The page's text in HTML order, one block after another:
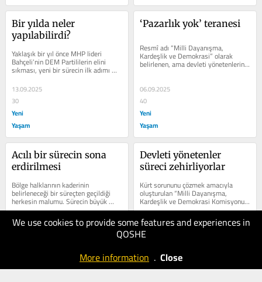
We use cookies to provide some features and experiences in
QOSHE
More information . Close
Bir yılda neler
yapılabilirdi?
Yaklaşık bir yıl önce MHP lideri
Bahçeli’nin DEM Partililerin elini
sıkması, yeni bir sürecin ilk adımı
oldu. Devamında barış ve...
13.09.2025
30
Yeni
Yaşam
‘Pazarlık yok’ teranesi
Resmî adı “Milli Dayanışma,
Kardeşlik ve Demokrasi” olarak
belirlenen, ama devleti yönetenlerin
bu ismi bile kullanmayarak
06.09.2025
40
Yeni
Yaşam
Acılı bir sürecin sona
erdirilmesi
Bölge halklarının kaderinin
belirleneceği bir süreçten geçildiği
herkesin malumu. Sürecin büyük
ölçüde Kürt Halk Önderi Sayın...
31.08.2025
Devleti yönetenler
süreci zehirliyorlar
Kürt sorununu çözmek amacıyla
oluşturulan “Milli Dayanışma,
Kardeşlik ve Demokrasi Komisyonu”
toplantılarına devam ediyor. Son...
23.08.2025
50
Yaşam